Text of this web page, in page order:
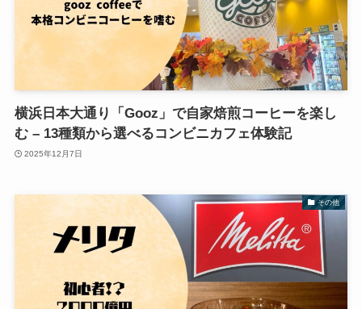
横浜日本大通り「Gooz」で自家焙煎コーヒーを楽し
む – 13種類から選べるコンビニカフェ体験記
2025年12月7日
その他